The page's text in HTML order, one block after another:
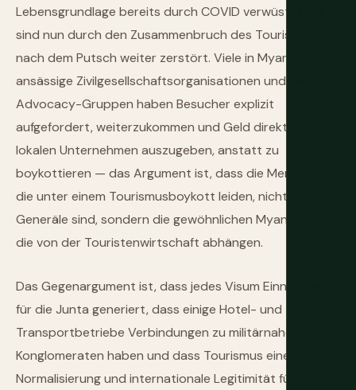
Lebensgrundlage bereits durch COVID verwüstet war,
sind nun durch den Zusammenbruch des Tourismus
nach dem Putsch weiter zerstört. Viele in Myanmar
ansässige Zivilgesellschaftsorganisationen und lokale
Advocacy-Gruppen haben Besucher explizit
aufgefordert, weiterzukommen und Geld direkt bei
lokalen Unternehmen auszugeben, anstatt zu
boykottieren — das Argument ist, dass die Menschen,
die unter einem Tourismusboykott leiden, nicht die
Generäle sind, sondern die gewöhnlichen Myanmarer,
die von der Touristenwirtschaft abhängen.
Das Gegenargument ist, dass jedes Visum Einnahmen
für die Junta generiert, dass einige Hotel- und
Transportbetriebe Verbindungen zu militärnahen
Konglomeraten haben und dass Tourismus eine
Normalisierung und internationale Legitimität für eine